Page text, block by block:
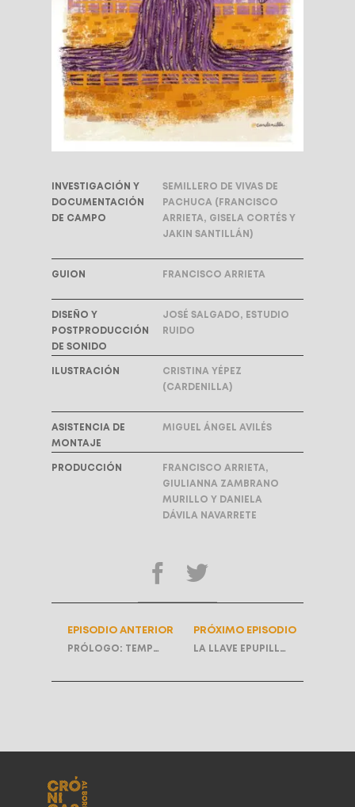
INVESTIGACIÓN Y
DOCUMENTACIÓN
DE CAMPO
SEMILLERO DE VIVAS DE
PACHUCA (FRANCISCO
ARRIETA, GISELA CORTÉS Y
JAKIN SANTILLÁN)
GUION FRANCISCO ARRIETA
DISEÑO Y
POSTPRODUCCIÓN
DE SONIDO
JOSÉ SALGADO, ESTUDIO
RUIDO
ILUSTRACIÓN
CRISTINA YÉPEZ
(CARDENILLA)
ASISTENCIA DE
MONTAJE
MIGUEL ÁNGEL AVILÉS
PRODUCCIÓN
FRANCISCO ARRIETA,
GIULIANNA ZAMBRANO
MURILLO Y DANIELA
DÁVILA NAVARRETE
EPISODIO ANTERIOR
PRÓLOGO: TEMPORADA 3
PRÓXIMO EPISODIO
LA LLAVE EPUPILLAN | T2E8